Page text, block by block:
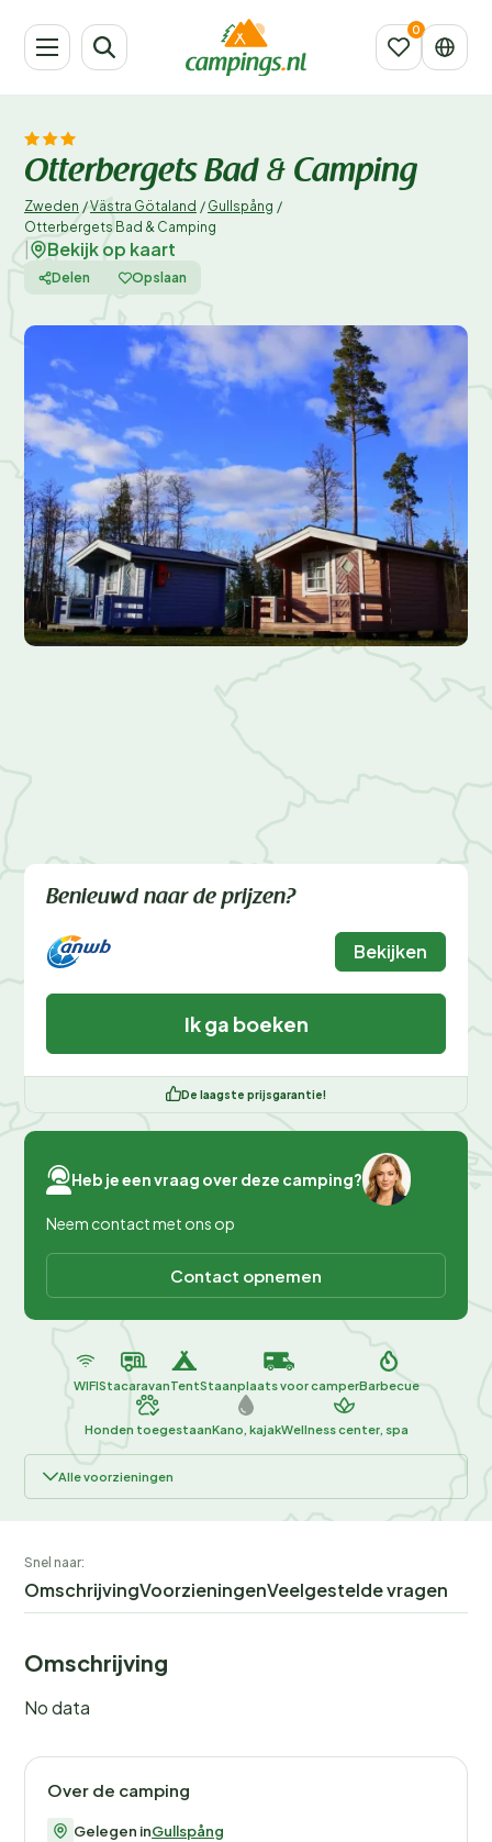
Otterbergets Bad & Camping
Zweden /Västra Götaland / Gullspång /
Otterbergets Bad & Camping
Bekijk op kaart
Delen Opslaan
Benieuwd naar de prijzen?
Bekijken
Ik ga boeken
De laagste prijsgarantie!
Heb je een vraag over deze camping?
Neem contact met ons op
Contact opnemen
WIFIStacaravanTentStaanplaats voor camperBarbecue
Honden toegestaanKano, kajakWellness center, spa
Alle voorzieningen
Snel naar:
OmschrijvingVoorzieningenVeelgestelde vragen
Omschrijving
No data
Over de camping
Gelegen inGullspång